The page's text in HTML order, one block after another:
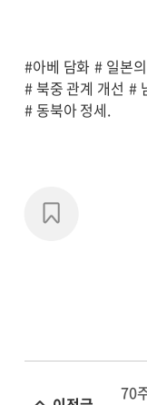
#아베 담화 # 일본
# 북중 관계 개선 #
# 동북아 정세.
70